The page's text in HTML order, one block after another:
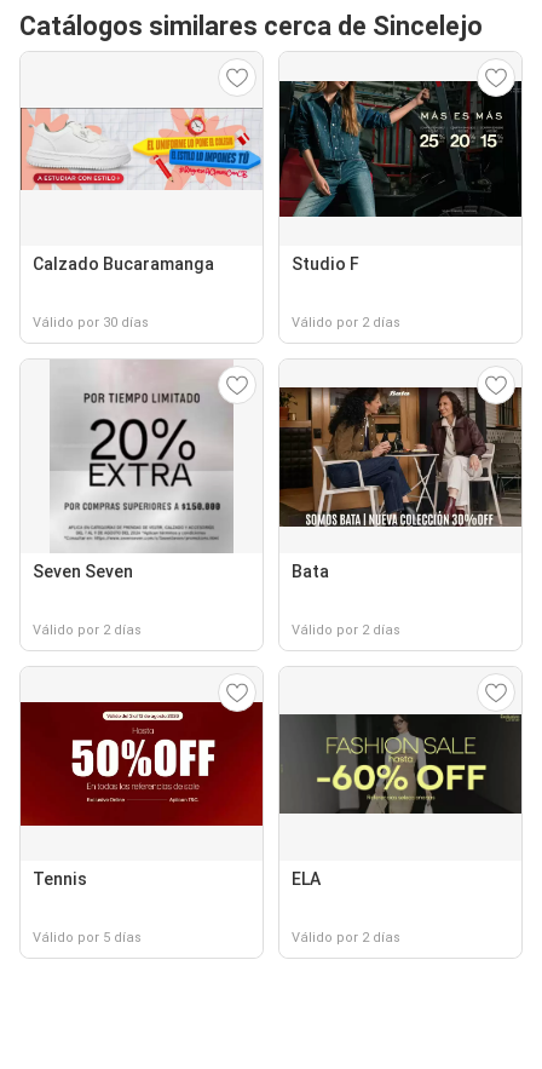
Catálogos similares cerca de Sincelejo
Calzado Bucaramanga
Válido por 30 días
Studio F
Válido por 2 días
Seven Seven
Válido por 2 días
Bata
Válido por 2 días
Tennis
Válido por 5 días
ELA
Válido por 2 días